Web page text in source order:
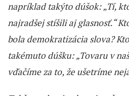
napríklad takýto dúšok: „Tí,
najradšej stíšili aj glasnosť.“
bola demokratizácia slova?
takémuto dúšku: „Tovaru v
vďačíme za to, že ušetríme